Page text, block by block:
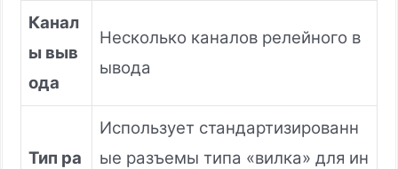
Канал
ы выв
ода
Несколько каналов релейного в
ывода
Тип ра
Использует стандартизированн
ые разъемы типа «вилка» для ин